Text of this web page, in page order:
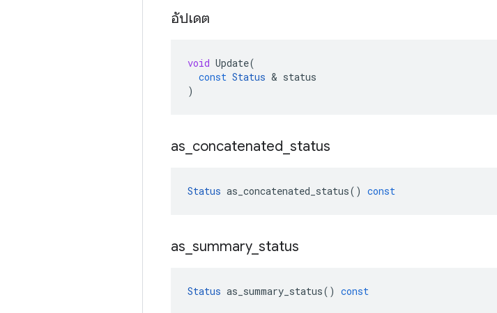
อัปเดต
void Update(
const Status & status
)
as concatenated status
Status as_concatenated_status() const
as summary_ status
Status as_summary_status() const